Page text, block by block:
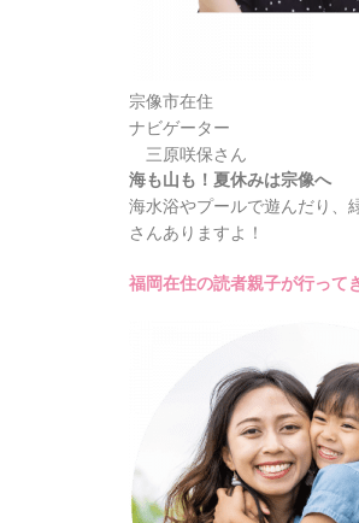
宗像市在住
ナビゲーター
三原咲保さん
海も山も！夏休みは宗像へ
海水浴やプールで遊んだり、
さんありますよ！
福岡在住の読者親子が行って